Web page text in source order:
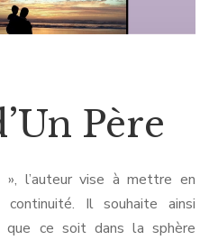
Père
l’auteur vise à mettre en
Il souhaite ainsi
que ce soit dans la sphère